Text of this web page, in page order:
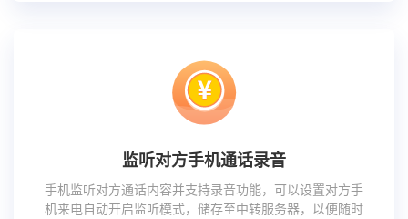
监听对方手机通话录音
手机监听对方通话内容并支持录音功能，可以设置对方手
机来电自动开启监听模式，储存至中转服务器，以便随时